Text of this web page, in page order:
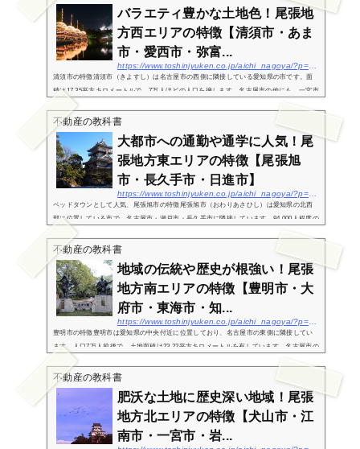
バラエティ豊かな土地色！尾張地
方西エリアの特徴【清須市・あま
市・愛西市・弥富...
https://www.toshinjyuken.co.jp/aichi_nagoya/?p=211br%20/
清須市の特徴清須市（きよすし）は名古屋市の西側に隣接している愛知県の市です。面
積は17.35平方キロメートルで、7万人ほどの人口を擁します。名古屋市の他にも、一宮市
や稲沢市、北名古屋市、あま市に隣接しています。全体的に平坦な土地であるのが特徴
で、岐阜県...
不動産の教科書
大都市への通勤や通学に人気！尾
張地方東エリアの特徴【尾張旭
市・長久手市・日進市】
https://www.toshinjyuken.co.jp/aichi_nagoya/?p=207br%20/
ベッドタウンとして人気、尾張旭市の特徴尾張旭市（おわりあさひし）は愛知県の北西
部に位置している市で、名古屋市・瀬戸市・長久手市に隣接しています。84,000人程度の
人口で、土地面積は21.03平方キロメートルです。尾張旭市の誕生は1970年（昭和45
年）、当時の東...
不動産の教科書
地域の伝統や歴史が根強い！尾張
地方南エリアの特徴【豊明市・大
府市・東海市・知...
https://www.toshinjyuken.co.jp/aichi_nagoya/?p=215br%20/
豊明市の特徴豊明市は愛知県の中央付近に位置しており、名古屋市の東側に隣接してい
ます。人口7万人前後で、土地面積は23.22平方キロメートルを有しています。名古屋市の
他には大府市や刈谷市、愛知郡東郷町と隣接している市です。「豊明市」は「とよあけ
し」と読み...
不動産の教科書
肥沃な土地に歴史深い地域！尾張
地方北エリアの特徴【犬山市・江
南市・一宮市・岩...